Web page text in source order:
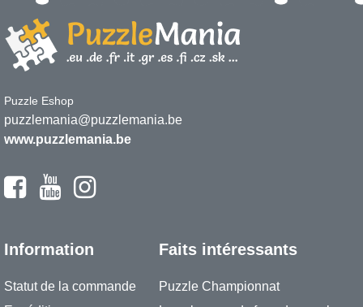
Puzzle Eshop
puzzlemania@puzzlemania.be
www.puzzlemania.be
Information
Statut de la commande
Faits intéressants
Puzzle Championnat